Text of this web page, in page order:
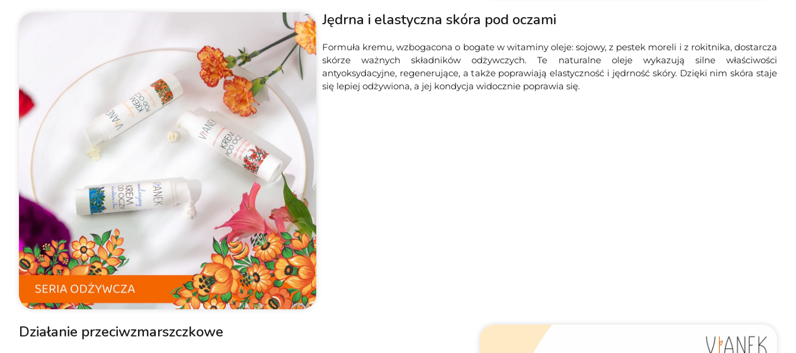
Jędrna i elastyczna skóra pod oczami
Formuła kremu, wzbogacona o bogate w witaminy oleje: sojowy, z pestek moreli i z rokitnika, dostarcza
skórze ważnych składników odżywczych. Te naturalne oleje wykazują silne właściwości
antyoksydacyjne, regenerujące, a także poprawiają elastyczność i jędrność skóry. Dzięki nim skóra staje
się lepiej odżywiona, a jej kondycja widocznie poprawia się.
Działanie przeciwzmarszczkowe